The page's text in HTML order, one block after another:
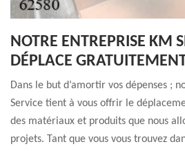
NOTRE ENTREPRISE KM
DÉPLACE
Dans le but d’amortir vos dépenses ;
Service tient à vous offrir le
des matériaux et produits que nous
projets. Tant que vous vous trouvez